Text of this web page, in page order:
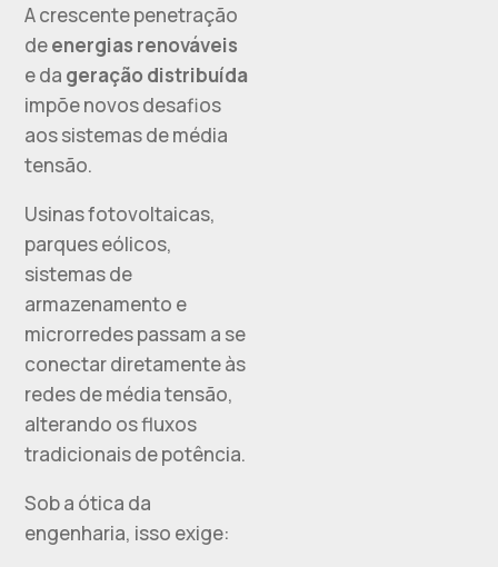
A crescente penetração
deenergias renováveis
e da geração distribuída
impõe novos desafios
aos sistemas de média
tensão.
Usinas fotovoltaicas,
parques eólicos,
sistemas de
armazenamento e
microrredes passam a se
conectar diretamente às
redes de média tensão,
alterando os fluxos
tradicionais de potência.
Sob a ótica da
engenharia, isso exige: